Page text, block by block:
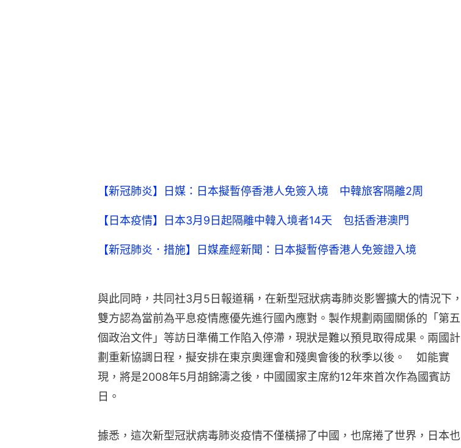
【新冠肺炎】日媒：日本擬暫停香港人免簽入境 中韓旅客隔離2周
【日本疫情】日本3月9日起隔離中韓入境者14天 包括香港澳門
【新冠肺炎．措施】日媒產經新聞：日本擬暫停香港人免簽證入境
與此同時，共同社3月5日報道稱，在新型冠狀病毒肺炎影響擴大的情況下，
雙方認為當前為平息疫情應優先進行國內應對。製作規劃兩國關係的「第五
個政治文件」等訪日準備工作陷入停滯，現狀是難以預見取得成果。兩國計
劃重新協調日程，擬安排在東京奧運會和殘奧會後的秋季以後。　如能實
現，將是2008年5月胡錦濤之後，中國國家主席約12年來首次作為國賓訪
日。
據悉，這次新型冠狀病毒肺炎疫情不僅橫掃了中國，也席捲了世界，日本也